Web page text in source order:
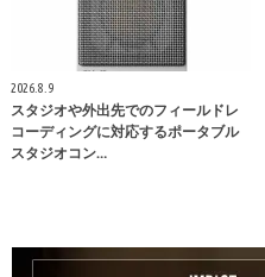
2026.8.9
スタジオや外出先でのフィールドレ
コーディングに対応するポータブル
スタジオコン…